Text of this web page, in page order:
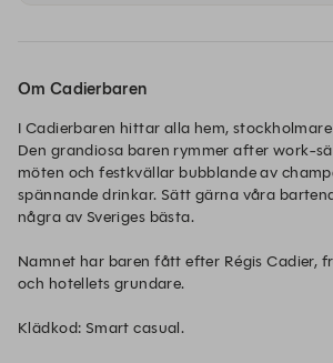
Om Cadierbaren
I Cadierbaren hittar alla hem,
Den grandiosa baren rymmer after work-
möten och festkvällar bubblande av
spännande drinkar. Sätt gärna våra
några av Sveriges bästa.
Namnet har baren fått efter Régis Cadier,
och hotellets grundare.
Klädkod: Smart casual.